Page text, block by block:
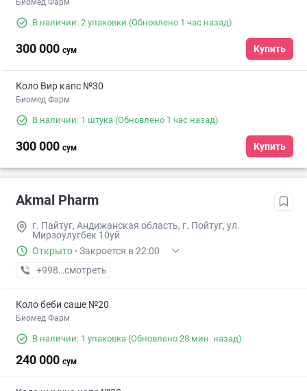
Биомед Фарм
В наличии: 2 упаковки (Обновлено 1 час назад)
300 000 сум Купить
Коло Вир капс №30
Биомед Фарм
В наличии: 1 штука (Обновлено 1 час назад)
300 000 сум Купить
Akmal Pharm
г. Пайтуг, Андижанская область, г. Пойтуг, ул.
Мирзоулугбек 10уй
Открыто · Закроется в 22:00
+998 (90) XXX-XX-XX
смотреть
Коло беби саше №20
Биомед Фарм
В наличии: 1 упаковка (Обновлено 28 мин. назад)
240 000 сум